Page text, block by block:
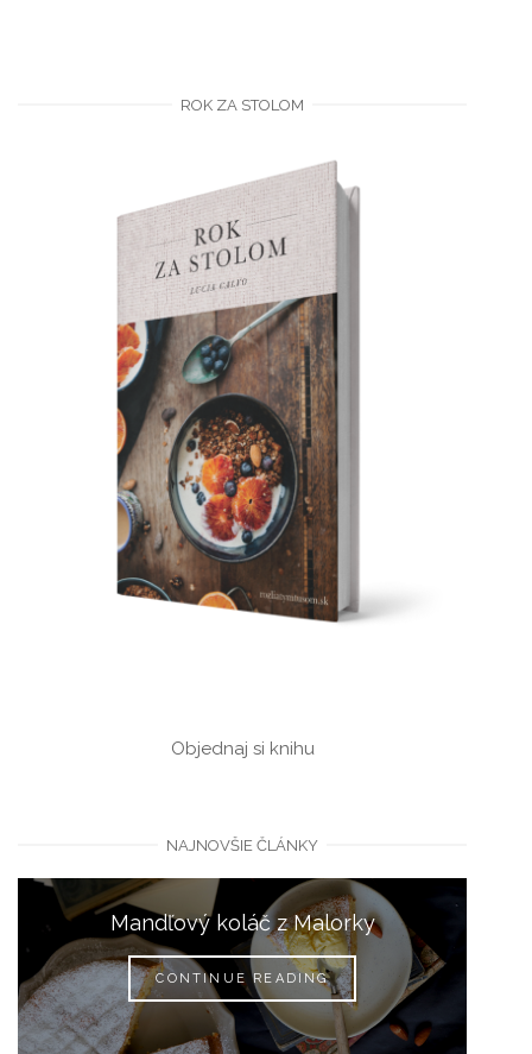
ROK ZA STOLOM
Objednaj si knihu
NAJNOVŠIE ČLÁNKY
Mandľový koláč z Malorky
CONTINUE READING